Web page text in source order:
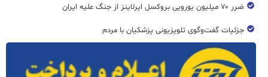
ضرر ۷۰ میلیون یورویی بروکسل ایرلاینز از جنگ علیه ایران
جزئیات گفت‌وگوی تلویزیونی پزشکیان با مردم